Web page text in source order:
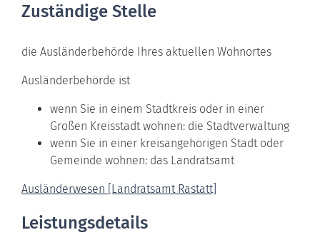
Zuständige Stelle
die Ausländerbehörde Ihres aktuellen Wohnortes
Ausländerbehörde ist
wenn Sie in einem Stadtkreis oder in einer
Großen Kreisstadt wohnen: die Stadtverwaltung
wenn Sie in einer kreisangehörigen Stadt oder
Gemeinde wohnen: das Landratsamt
Ausländerwesen [Landratsamt Rastatt]
Leistungsdetails